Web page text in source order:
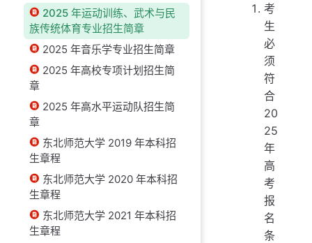
2025 年运动训练、武术与民
族传统体育专业招生简章
2025 年音乐学专业招生简章
2025 年高校专项计划招生简
章
2025 年高水平运动队招生简
章
东北师范大学 2019 年本科招
生章程
东北师范大学 2020 年本科招
生章程
东北师范大学 2021 年本科招
生章程
考
生
必
须
符
合
20
25
年
高
考
报
名
条